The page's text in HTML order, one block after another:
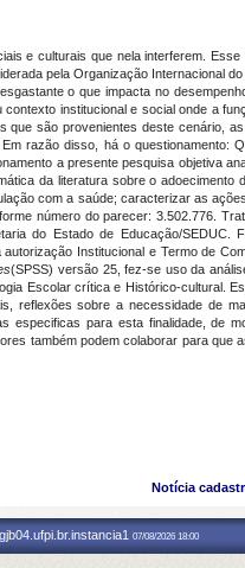
e culturais que nela interferem.
pela Organização Internacional
o que impacta no
institucional e social onde a
são provenientes deste cenário,
razão disso, há o questionamento:
a presente pesquisa objetiva
da literatura sobre o adoecimento
com a saúde; caracterizar as
número do parecer: 3.502.776.
do Estado de Educação/SEDUC.
Institucional e Termo de
(SPSS) versão 25, fez-se uso da
Escolar crítica e Histórico-cultural.
reflexões sobre a necessidade de
especificas para esta finalidade, de
também podem colaborar para que
Notícia
07/08/2026 18:00